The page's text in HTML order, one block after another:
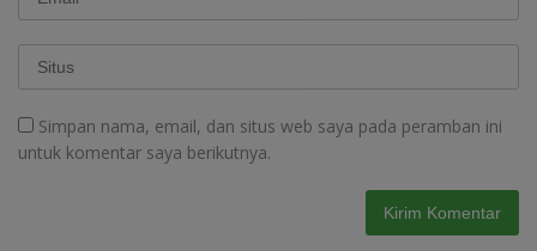
Simpan nama, email, dan situs web saya pada peramban ini
untuk komentar saya berikutnya.